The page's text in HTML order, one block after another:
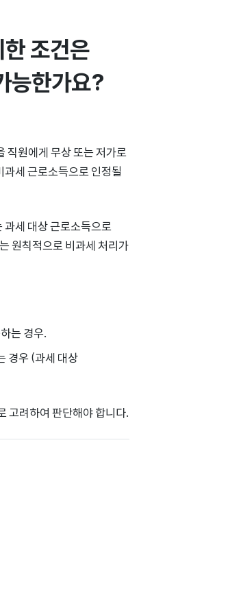
조건은
능한가요?
직원에게 무상 또는 저가로
세 근로소득으로 인정될
과세 대상 근로소득으로
원칙적으로 비과세 처리가
는 경우.
경우 (과세 대상
고려하여 판단해야 합니다.